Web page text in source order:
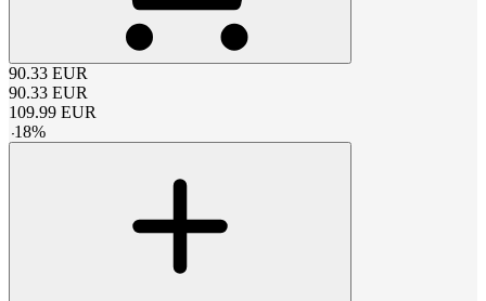
90.33 EUR
90.33 EUR
109.99 EUR
-18%